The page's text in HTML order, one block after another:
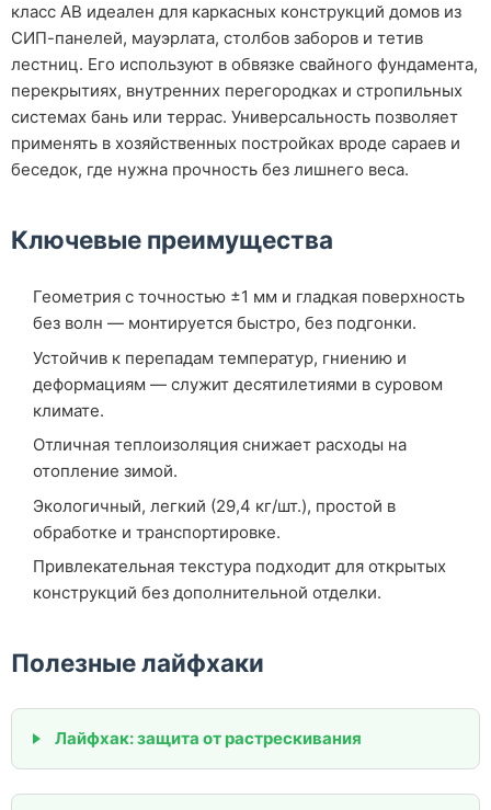
класс АВ идеален для каркасных конструкций домов из
СИП-панелей, мауэрлата, столбов заборов и тетив
лестниц. Его используют в обвязке свайного фундамента,
перекрытиях, внутренних перегородках и стропильных
системах бань или террас. Универсальность позволяет
применять в хозяйственных постройках вроде сараев и
беседок, где нужна прочность без лишнего веса.
Ключевые преимущества
Геометрия с точностью ±1 мм и гладкая поверхность
без волн — монтируется быстро, без подгонки.
Устойчив к перепадам температур, гниению и
деформациям — служит десятилетиями в суровом
климате.
Отличная теплоизоляция снижает расходы на
отопление зимой.
Экологичный, легкий (29,4 кг/шт.), простой в
обработке и транспортировке.
Привлекательная текстура подходит для открытых
конструкций без дополнительной отделки.
Полезные лайфхаки
Лайфхак: защита от растрескивания